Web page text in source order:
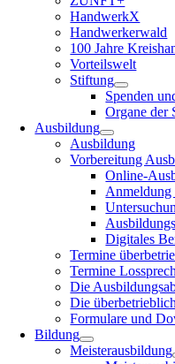
HandwerkX
Handwerkerwald
100 Jahre
Vorteilswelt
Stiftung
Spenden
Organe der
Ausbildung
Ausbildung
Vorbereitung
Online-
Anmeldung
Digitales
Termine
Termine
Die
Die
Formulare und
Bildung
Meisterausbildung